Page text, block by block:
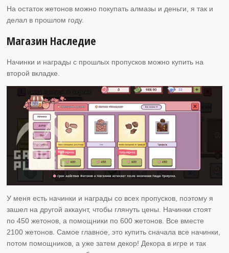
На остаток жетонов можно покупать алмазы и деньги, я так и
делал в прошлом году.
Магазин Наследие
Начинки и награды с прошлых пропусков можно купить на
второй вкладке.
У меня есть начинки и награды со всех пропусков, поэтому я
зашел на другой аккаунт, чтобы глянуть цены. Начинки стоят
по 450 жетонов, а помощники по 600 жетонов. Все вместе
2100 жетонов. Самое главное, это купить сначала все начинки,
потом помощников, а уже затем декор! Декора в игре и так